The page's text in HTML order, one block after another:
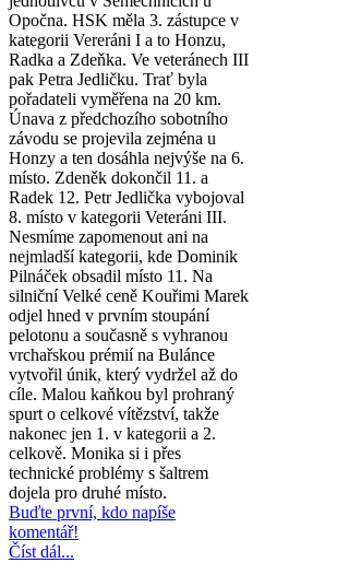
Opočna. HSK měla 3. zástupce v
kategorii Vereráni I a to Honzu,
Radka a Zdeňka. Ve veteránech III
pak Petra Jedličku. Trať byla
pořadateli vyměřena na 20 km.
Únava z předchozího sobotního
závodu se projevila zejména u
Honzy a ten dosáhla nejvýše na 6.
místo. Zdeněk dokončil 11. a
Radek 12. Petr Jedlička vybojoval
8. místo v kategorii Veteráni III.
Nesmíme zapomenout ani na
nejmladší kategorii, kde Dominik
Pilnáček obsadil místo 11. Na
silniční Velké ceně Kouřimi Marek
odjel hned v prvním stoupání
pelotonu a současně s vyhranou
vrchařskou prémií na Bulánce
vytvořil únik, který vydržel až do
cíle. Malou kaňkou byl prohraný
spurt o celkové vítězství, takže
nakonec jen 1. v kategorii a 2.
celkově. Monika si i přes
technické problémy s šaltrem
dojela pro druhé místo.
Buďte první, kdo napíše
komentář!
Číst dál...